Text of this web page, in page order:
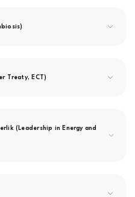
Treaty, ECT)
(Leadership in Energy and